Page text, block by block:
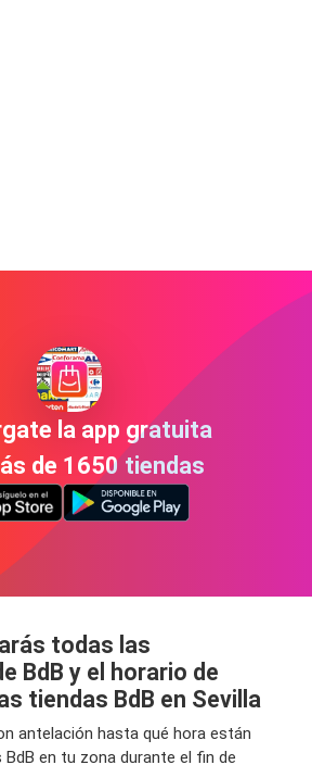
la app gratuita
de 1650 tiendas
todas las
BdB y el horario de
tiendas BdB en Sevilla
antelación hasta qué hora están
en tu zona durante el fin de